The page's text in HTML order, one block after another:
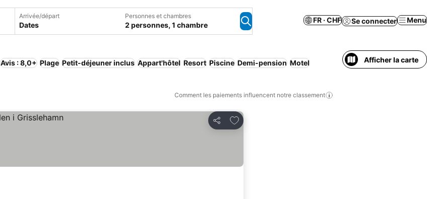
Arrivée/départ
Dates
Personnes et chambres
2 personnes, 1 chambre
FR · CHF Se connecter Menu
Avis : 8,0+ Plage Petit-déjeuner inclus Appart'hôtel Resort Piscine Demi-pension Motel Afficher la carte
Comment les paiements influencent notre classement
Partager
Ajouter à mes favoris